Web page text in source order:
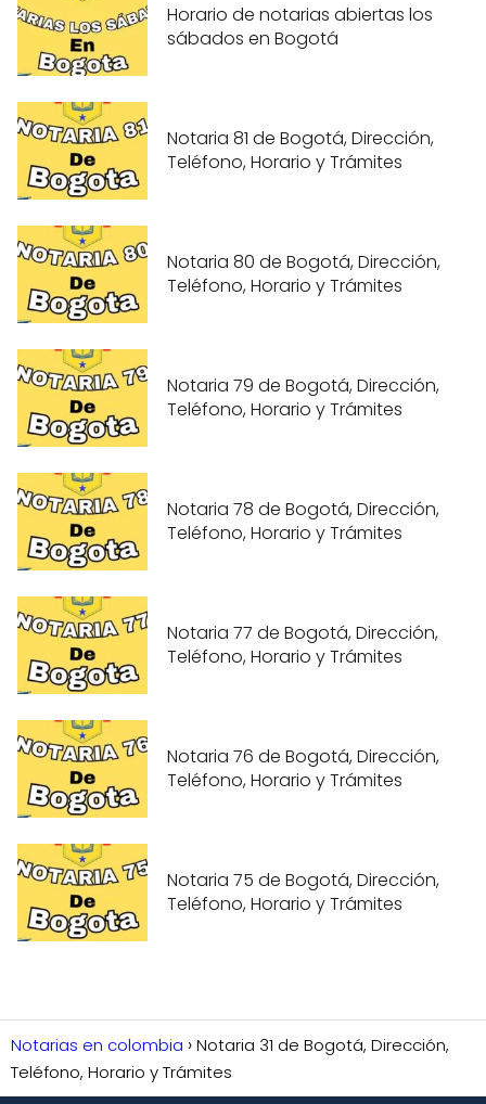
Horario de notarias abiertas los
sábados en Bogotá
Notaria 81 de Bogotá, Dirección,
Teléfono, Horario y Trámites
Notaria 80 de Bogotá, Dirección,
Teléfono, Horario y Trámites
Notaria 79 de Bogotá, Dirección,
Teléfono, Horario y Trámites
Notaria 78 de Bogotá, Dirección,
Teléfono, Horario y Trámites
Notaria 77 de Bogotá, Dirección,
Teléfono, Horario y Trámites
Notaria 76 de Bogotá, Dirección,
Teléfono, Horario y Trámites
Notaria 75 de Bogotá, Dirección,
Teléfono, Horario y Trámites
Notarias en colombia
Notaria 31 de Bogotá, Dirección,
Teléfono, Horario y Trámites